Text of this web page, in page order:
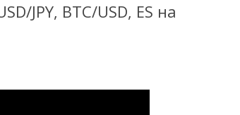
JPY, BTC/USD, ES на